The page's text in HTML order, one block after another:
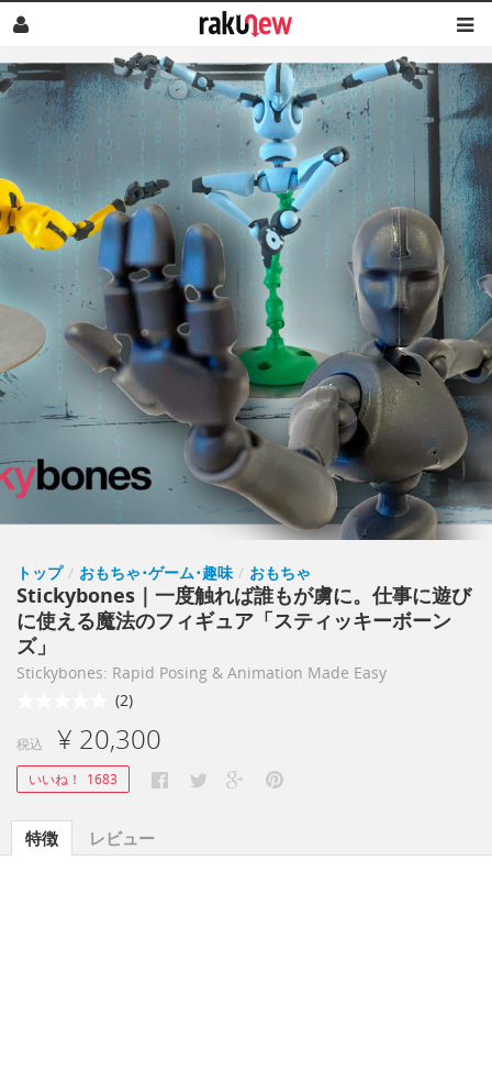
トップ / おもちゃ･ゲーム･趣味 / おもちゃ
Stickybones｜一度触れば誰もが虜に。仕事に遊び
に使える魔法のフィギュア「スティッキーボーン
ズ」
Stickybones: Rapid Posing & Animation Made Easy
(2)
税込 ¥ 20,300
いいね！ 1683
特徴 レビュー